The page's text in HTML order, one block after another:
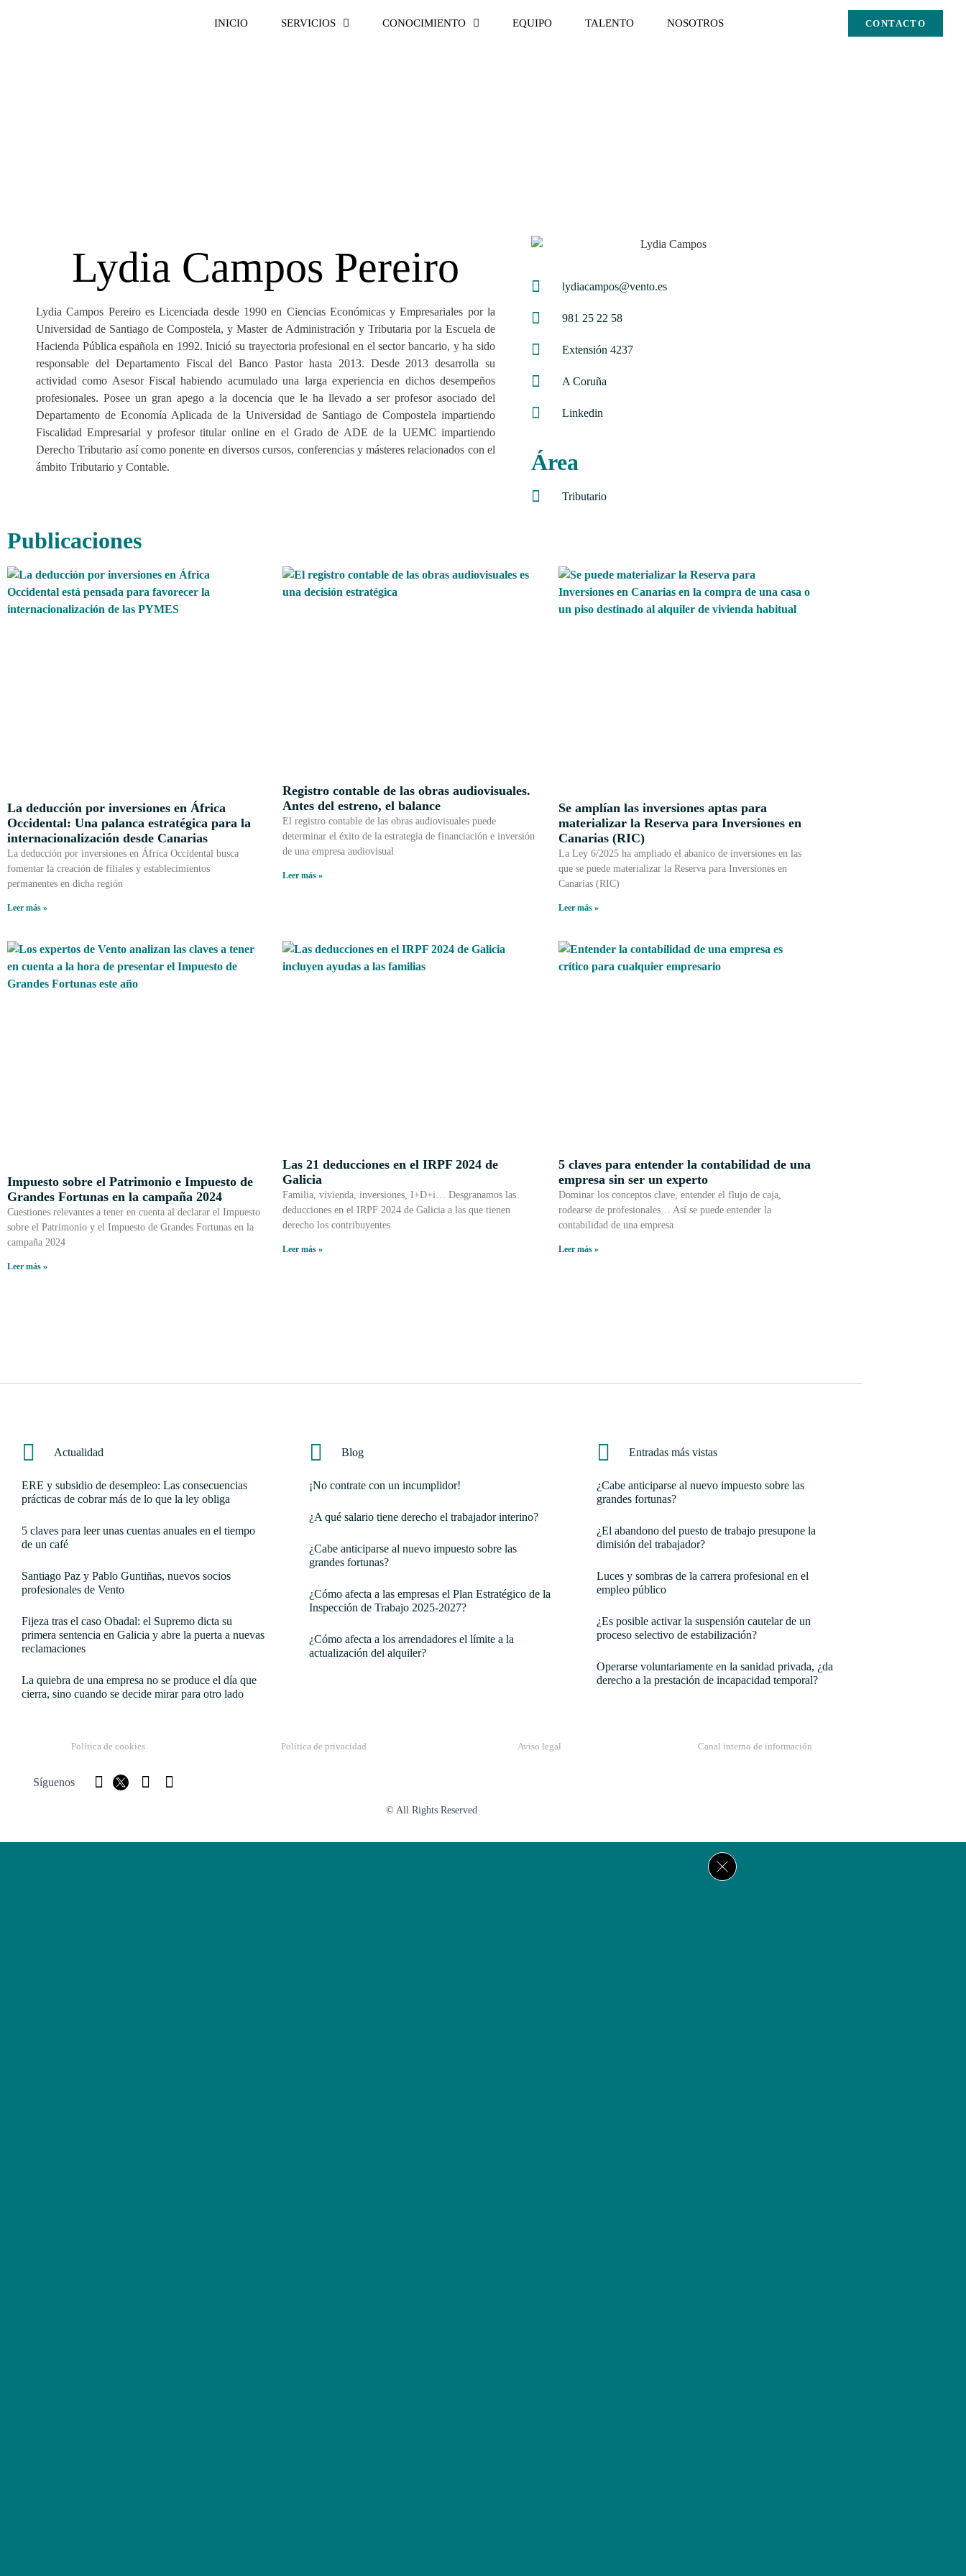
INICIO SERVICIOS CONOCIMIENTO EQUIPO TALENTO NOSOTROS CONTACTO
Lydia Campos Pereiro
Lydia Campos Pereiro es Licenciada desde 1990 en Ciencias Económicas y Empresariales por la
Universidad de Santiago de Compostela, y Master de Administración y Tributaria por la Escuela de
Hacienda Pública española en 1992. Inició su trayectoria profesional en el sector bancario, y ha sido
responsable del Departamento Fiscal del Banco Pastor hasta 2013. Desde 2013 desarrolla su
actividad como Asesor Fiscal habiendo acumulado una larga experiencia en dichos desempeños
profesionales. Posee un gran apego a la docencia que le ha llevado a ser profesor asociado del
Departamento de Economía Aplicada de la Universidad de Santiago de Compostela impartiendo
Fiscalidad Empresarial y profesor titular online en el Grado de ADE de la UEMC impartiendo
Derecho Tributario así como ponente en diversos cursos, conferencias y másteres relacionados con el
ámbito Tributario y Contable.
lydiacampos@vento.es
981 25 22 58
Extensión 4237
A Coruña
Linkedin
Área
Tributario
Publicaciones
La deducción por inversiones en África
Occidental: Una palanca estratégica para la
internacionalización desde Canarias
La deducción por inversiones en África Occidental busca
fomentar la creación de filiales y establecimientos
permanentes en dicha región
Leer más »
Registro contable de las obras audiovisuales.
Antes del estreno, el balance
El registro contable de las obras audiovisuales puede
determinar el éxito de la estrategia de financiación e inversión
de una empresa audiovisual
Leer más »
Se amplían las inversiones aptas para
materializar la Reserva para Inversiones en
Canarias (RIC)
La Ley 6/2025 ha ampliado el abanico de inversiones en las
que se puede materializar la Reserva para Inversiones en
Canarias (RIC)
Leer más »
Impuesto sobre el Patrimonio e Impuesto de
Grandes Fortunas en la campaña 2024
Cuestiones relevantes a tener en cuenta al declarar el Impuesto
sobre el Patrimonio y el Impuesto de Grandes Fortunas en la
campaña 2024
Leer más »
Las 21 deducciones en el IRPF 2024 de
Galicia
Familia, vivienda, inversiones, I+D+i… Desgranamos las
deducciones en el IRPF 2024 de Galicia a las que tienen
derecho los contribuyentes
Leer más »
5 claves para entender la contabilidad de una
empresa sin ser un experto
Dominar los conceptos clave, entender el flujo de caja,
rodearse de profesionales… Así se puede entender la
contabilidad de una empresa
Leer más »
Actualidad
ERE y subsidio de desempleo: Las consecuencias
prácticas de cobrar más de lo que la ley obliga
5 claves para leer unas cuentas anuales en el tiempo
de un café
Santiago Paz y Pablo Guntiñas, nuevos socios
profesionales de Vento
Fijeza tras el caso Obadal: el Supremo dicta su
primera sentencia en Galicia y abre la puerta a nuevas
reclamaciones
La quiebra de una empresa no se produce el día que
cierra, sino cuando se decide mirar para otro lado
Blog
¡No contrate con un incumplidor!
¿A qué salario tiene derecho el trabajador interino?
¿Cabe anticiparse al nuevo impuesto sobre las
grandes fortunas?
¿Cómo afecta a las empresas el Plan Estratégico de la
Inspección de Trabajo 2025-2027?
¿Cómo afecta a los arrendadores el límite a la
actualización del alquiler?
Entradas más vistas
¿Cabe anticiparse al nuevo impuesto sobre las
grandes fortunas?
¿El abandono del puesto de trabajo presupone la
dimisión del trabajador?
Luces y sombras de la carrera profesional en el
empleo público
¿Es posible activar la suspensión cautelar de un
proceso selectivo de estabilización?
Operarse voluntariamente en la sanidad privada, ¿da
derecho a la prestación de incapacidad temporal?
Política de cookies Política de privacidad Aviso legal Canal interno de información
Síguenos
© All Rights Reserved